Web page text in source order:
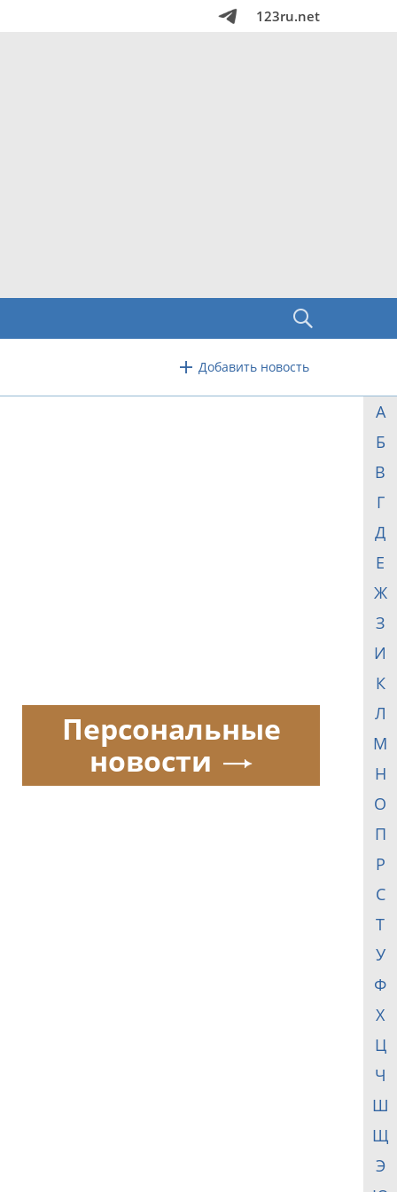
123ru.net
Добавить новость
А
Б
В
Г
Д
Е
Ж
З
И
К
Л
М
Н
О
П
Р
С
Т
У
Ф
Х
Ц
Ч
Ш
Щ
Э
Персональные
новости